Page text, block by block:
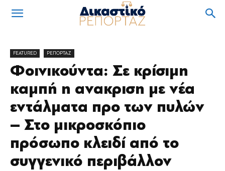
FEATURED ΡΕΠΟΡΤΑΖ
Φοινικούντα: Σε κρίσιμη
καμπή η ανακριση με νέα
εντάλματα προ των πυλών
– Στο μικροσκόπιο
πρόσωπο κλειδί από το
συγγενικό περιβάλλον